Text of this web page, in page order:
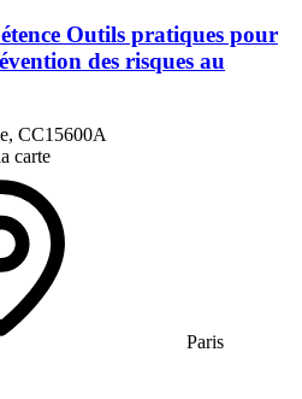
Outils pratiques pour
des risques au
CC15600A
carte
Paris